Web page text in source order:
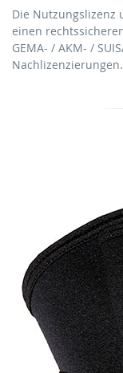
mechanische
Download der
Die Nutzungslizenz
einen
GEMA- / AKM- /
Nachlizenzierungen.